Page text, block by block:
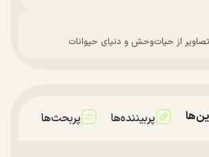
از حیات‌وحش و دنیای حیوانات
پربیننده‌ها پربحث‌ها